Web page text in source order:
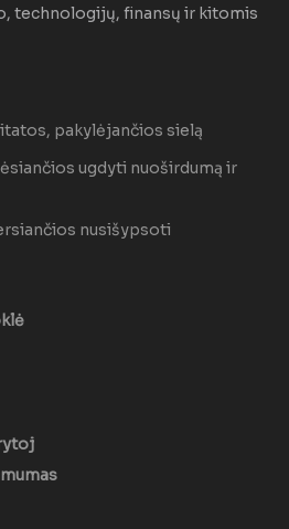
technologijų, finansų ir kitomis
pakylėjančios sielą
ugdyti nuoširdumą ir
nusišypsoti